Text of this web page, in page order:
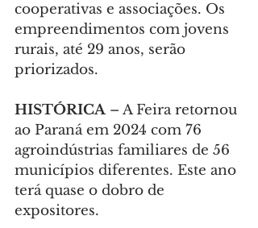
cooperativas e associações. Os
empreendimentos com jovens
rurais, até 29 anos, serão
priorizados.
HISTÓRICA – A Feira retornou
ao Paraná em 2024 com 76
agroindústrias familiares de 56
municípios diferentes. Este ano
terá quase o dobro de
expositores.